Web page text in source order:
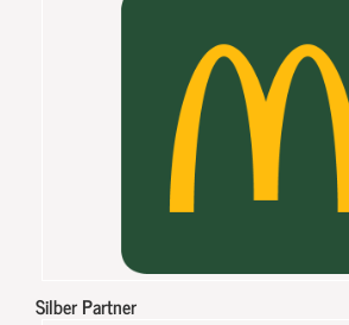
Silber Partner